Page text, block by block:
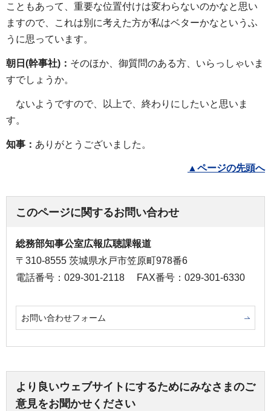
こともあって、重要な位置付けは変わらないのかなと思い
ますので、これは別に考えた方が私はベターかなというふ
うに思っています。
朝日(幹事社)： そのほか、御質問のある方、いらっしゃいま
すでしょうか。
ないようですので、以上で、終わりにしたいと思いま
す。
知事： ありがとうございました。
▲ページの先頭へ
このページに関するお問い合わせ
総務部知事公室広報広聴課報道
〒310-8555 茨城県水戸市笠原町978番6
電話番号：029-301-2118
FAX番号：029-301-6330
お問い合わせフォーム
より良いウェブサイトにするためにみなさまのご
意見をお聞かせください